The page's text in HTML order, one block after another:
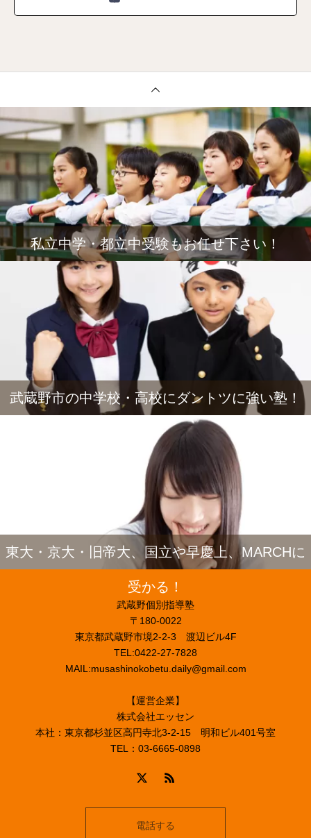
私立中学・都立中受験もお任せ下さい！
武蔵野市の中学校・高校にダントツに強い塾！
東大・京大・旧帝大、国立や早慶上、MARCHに
受かる！
武蔵野個別指導塾
〒180-0022
東京都武蔵野市境2-2-3 渡辺ビル4F
TEL:0422-27-7828
MAIL:musashinokobetu.daily@gmail.com
【運営企業】
株式会社エッセン
本社：東京都杉並区高円寺北3-2-15 明和ビル401号室
TEL：03-6665-0898
電話する